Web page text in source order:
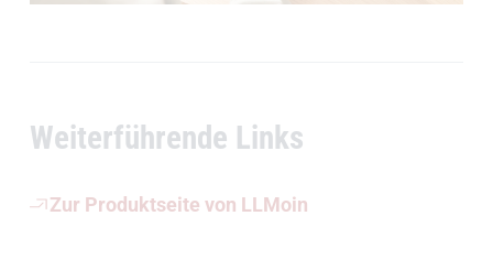
Weiterführende Links
Zur Produktseite von LLMoin